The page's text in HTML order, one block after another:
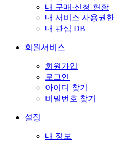
내 구매·신청 현황
내 서비스 사용권한
내 관심 DB
회원서비스
회원가입
로그인
아이디 찾기
비밀번호 찾기
설정
내 정보